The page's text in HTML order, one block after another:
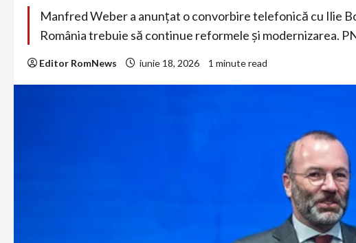
Manfred Weber a anunțat o convorbire telefonică cu Ilie
România trebuie să continue reformele şi modernizarea.
Editor RomNews iunie 18, 2026 1 minute read